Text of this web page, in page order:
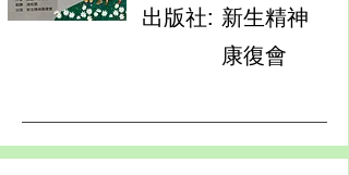
出版社: 新生精神
康復會